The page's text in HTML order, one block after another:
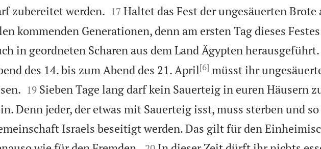
zubereitet werden.
17 Haltet das Fest der ungesäuerten Brote
kommenden Generationen, denn am ersten Tag dieses
in geordneten Scharen aus dem Land Ägypten herausgeführt.
des 14. bis zum Abend des 21. April[6] müsst ihr

19 Sieben Tage lang darf kein Sauerteig in euren Häusern
Denn jeder, der etwas mit Sauerteig isst, muss sterben und
Israels beseitigt werden. Das gilt für den